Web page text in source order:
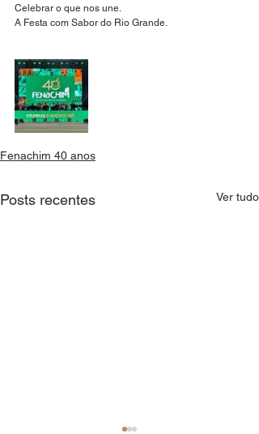
Celebrar o que nos une.
A Festa com Sabor do Rio Grande.
Fenachim 40 anos
Posts recentes Ver tudo